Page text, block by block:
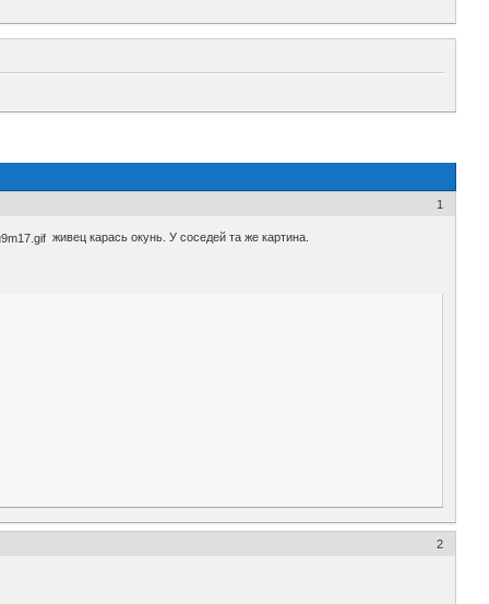
1
живец карась окунь. У соседей та же картина.
2